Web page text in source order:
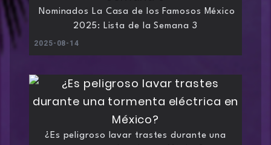
Nominados La Casa de los Famosos México
2025: Lista de la Semana 3
2025-08-14
¿Es peligroso lavar trastes durante una